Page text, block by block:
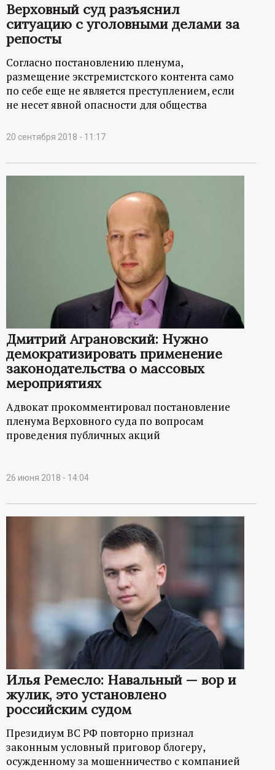
а
л
Верховный суд разъяснил
ситуацию с уголовными делами за
репосты
Согласно постановлению пленума,
размещение экстремистского контента само
по себе еще не является преступлением, если
не несет явной опасности для общества
20 сентября 2018 - 11:17
Дмитрий Аграновский: Нужно
демократизировать применение
законодательства о массовых
мероприятиях
Адвокат прокомментировал постановление
пленума Верховного суда по вопросам
проведения публичных акций
26 июня 2018 - 14:04
Илья Ремесло: Навальный — вор и
жулик, это установлено
российским судом
Президиум ВС РФ повторно признал
законным условный приговор блогеру,
осужденному за мошенничество с компанией